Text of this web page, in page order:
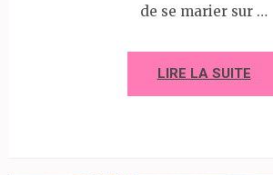
de se marier sur …
LIRE LA SUITE